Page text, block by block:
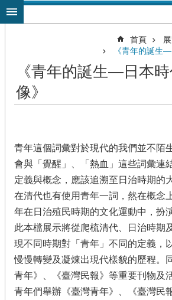
跳到主要內容區塊
首頁
《青年的誕生
《青年的誕生—日本
像》
青年這個詞彙對於現代的我們並不陌
會與「覺醒」、「熱血」這些詞彙連
定義與概念，應該追溯至日治時期的
在清代也有使用青年一詞，然在概念
年在日治殖民時期的文化運動中，扮
此本檔展示將從爬梳清代、日治時期
現不同時期對「青年」不同的定義，
慢慢轉變及凝煉出現代樣貌的歷程。
青年》、《臺灣民報》等重要刊物及
青年們舉辦《臺灣青年》、《臺灣民